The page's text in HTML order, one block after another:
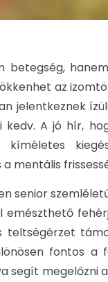
betegség,
az
jelentkeznek
kedv. A jó hír,
kíméletes
mentális
senior
emészthető
teltségérzet
fontos a
segít megelőzni